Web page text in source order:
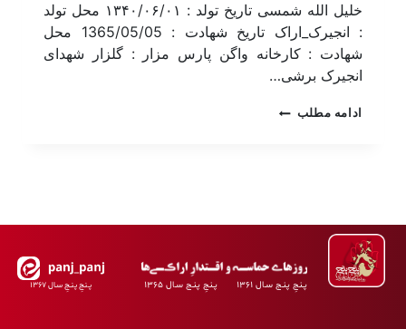
خلیل الله شمسی تاریخ تولد : ۱۳۴۰/۰۶/۰۱ محل تولد
: انجیرک_اراک تاریخ شهادت : 1365/05/05 محل
شهادت : کارخانه واگن پارس مزار : گلزار شهدای
انجیرک برشی…
ادامه مطلب
پـنجِ پنـج سـال ۱۳۶۱ پـنجِ پنـج سـال ۱۳۶۵ پـنجِ پنـجِ سـال ۱۳۶۷